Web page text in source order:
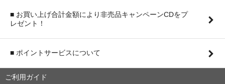
■ お買い上げ合計金額により非売品キャンペーンCDをプ
レゼント！
■ ポイントサービスについて
ご利用ガイド